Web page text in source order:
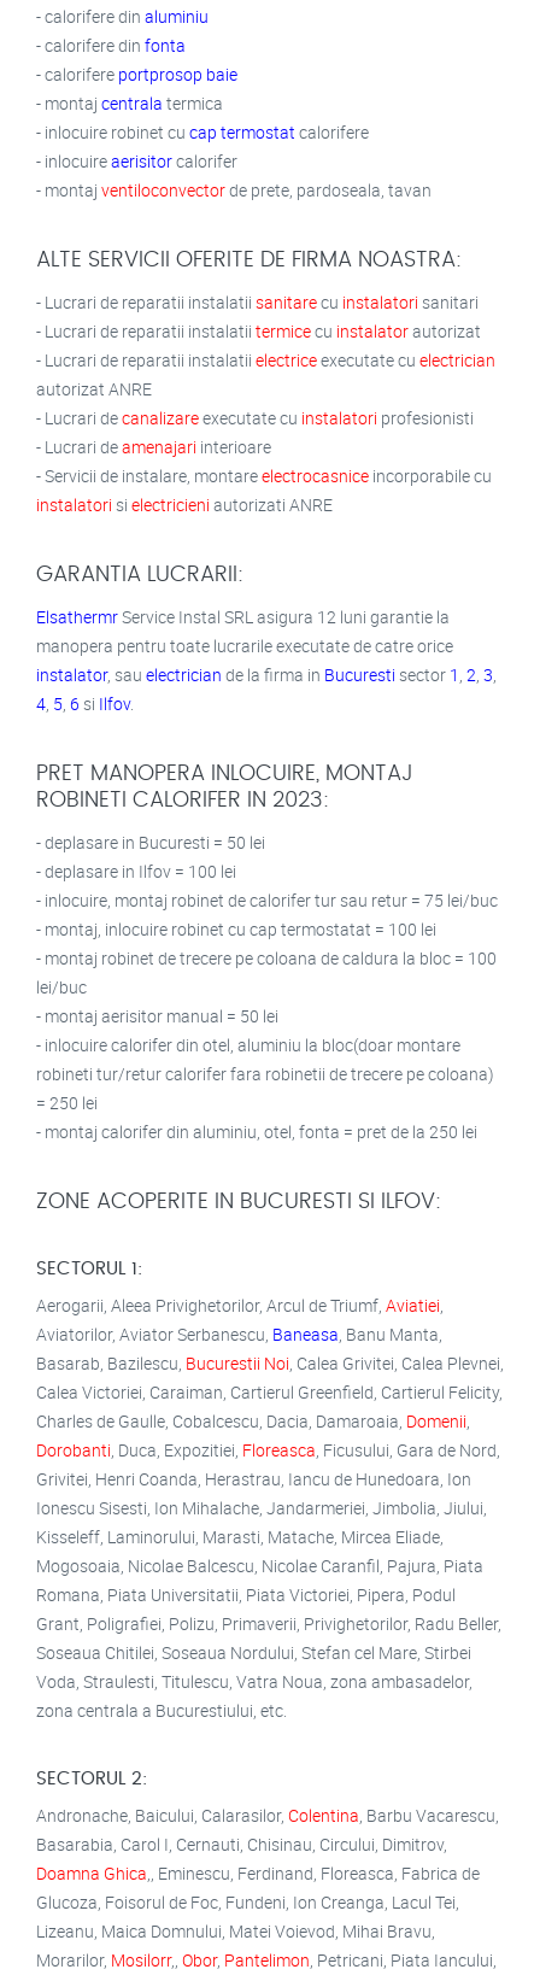
- calorifere din aluminiu
- calorifere din fonta
- calorifere portprosop baie
- montaj centrala termica
- inlocuire robinet cu cap termostat calorifere
- inlocuireaerisitorcalorifer
- montaj ventiloconvectorde prete, pardoseala, tavan
ALTE SERVICII OFERITE DE FIRMA NOASTRA:
- Lucrari de reparatii instalatii sanitarecu instalatori sanitari
- Lucrari de reparatii instalatii termicecu instalatorautorizat
- Lucrari de reparatii instalatii electriceexecutate cu electrician
autorizat ANRE
- Lucrari decanalizareexecutate cu instalatori profesionisti
- Lucrari deamenajari interioare
- Servicii de instalare, montareelectrocasnice incorporabile cu
instalatori si electricieni autorizati ANRE
GARANTIA LUCRARII:
ElsathermrService Instal SRL asigura 12 luni garantie la
manopera pentru toate lucrarile executate de catre orice
instalator, sau electrician de la firma in Bucuresti sector 1 , 2, 3,
4, 5, 6 si Ilfov.
PRET MANOPERA INLOCUIRE, MONTAJ
ROBINETI CALORIFER IN 2023:
- deplasare in Bucuresti = 50 lei
- deplasare in Ilfov = 100 lei
- inlocuire, montaj robinet de calorifer tur sau retur = 75 lei/buc
- montaj, inlocuire robinet cu cap termostatat = 100 lei
- montaj robinet de trecere pe coloana de caldura la bloc = 100
lei/buc
- montaj aerisitor manual = 50 lei
- inlocuire calorifer din otel, aluminiu la bloc(doar montare
robineti tur/retur calorifer fara robinetii de trecere pe coloana)
= 250 lei
- montaj calorifer din aluminiu, otel, fonta = pret de la 250 lei
ZONE ACOPERITE IN BUCURESTI SI ILFOV:
SECTORUL 1:
Aerogarii, Aleea Privighetorilor, Arcul de Triumf, Aviatiei,
Aviatorilor, Aviator Serbanescu, Baneasa, Banu Manta,
Basarab, Bazilescu, Bucurestii Noi, Calea Grivitei, Calea Plevnei,
Calea Victoriei, Caraiman, Cartierul Greenfield, Cartierul Felicity,
Charles de Gaulle, Cobalcescu, Dacia, Damaroaia, Domenii,
Dorobanti, Duca, Expozitiei, Floreasca, Ficusului, Gara de Nord,
Grivitei, Henri Coanda, Herastrau, Iancu de Hunedoara, Ion
Ionescu Sisesti, Ion Mihalache, Jandarmeriei, Jimbolia, Jiului,
Kisseleff, Laminorului, Marasti, Matache, Mircea Eliade,
Mogosoaia, Nicolae Balcescu, Nicolae Caranfil, Pajura, Piata
Romana, Piata Universitatii, Piata Victoriei, Pipera, Podul
Grant, Poligrafiei, Polizu, Primaverii, Privighetorilor, Radu Beller,
Soseaua Chitilei, Soseaua Nordului, Stefan cel Mare, Stirbei
Voda, Straulesti, Titulescu, Vatra Noua, zona ambasadelor,
zona centrala a Bucurestiului, etc.
SECTORUL 2:
Andronache, Baicului, Calarasilor, Colentina, Barbu Vacarescu,
Basarabia, Carol I, Cernauti, Chisinau, Circului, Dimitrov,
Doamna Ghica,, Eminescu, Ferdinand, Floreasca, Fabrica de
Glucoza, Foisorul de Foc, Fundeni, Ion Creanga, Lacul Tei,
Lizeanu, Maica Domnului, Matei Voievod, Mihai Bravu,
Morarilor, Mosilorr,, Obor, Pantelimon, Petricani, Piata Iancului,